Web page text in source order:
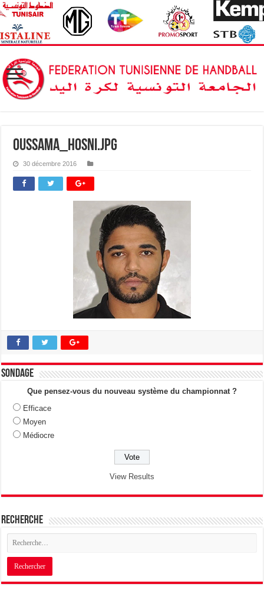
oussama_hosni.jpg
30 décembre 2016
Sondage
Que pensez-vous du nouveau système du championnat ?
Efficace
Moyen
Médiocre
View Results
Recherche